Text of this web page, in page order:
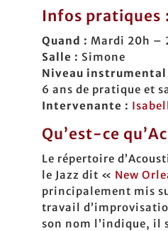
Infos pratiques :
Quand : Mardi 20h –
Salle : Simone
Niveau instrumental
6 ans de pratique et
Intervenante :
Qu’est-ce
Le répertoire
le Jazz dit « New
principalement mis
travail
son nom l’indique, il